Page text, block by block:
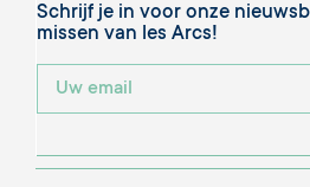
Schrijf je in voor onze
missen van les Arcs!